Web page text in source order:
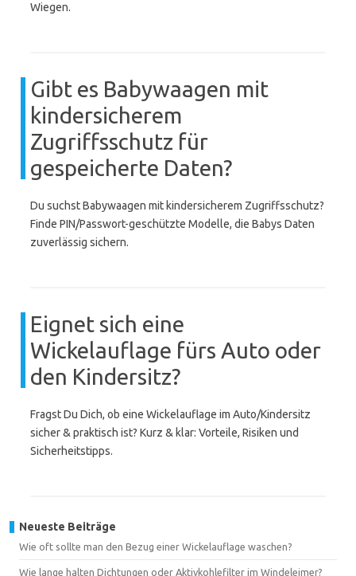
Wiegen.
Gibt es Babywaagen mit
kindersicherem
Zugriffsschutz für
gespeicherte Daten?
Du suchst Babywaagen mit kindersicherem Zugriffsschutz?
Finde PIN/Passwort-geschützte Modelle, die Babys Daten
zuverlässig sichern.
Eignet sich eine
Wickelauflage fürs Auto oder
den Kindersitz?
Fragst Du Dich, ob eine Wickelauflage im Auto/Kindersitz
sicher & praktisch ist? Kurz & klar: Vorteile, Risiken und
Sicherheitstipps.
Neueste Beiträge
Wie oft sollte man den Bezug einer Wickelauflage waschen?
Wie lange halten Dichtungen oder Aktivkohlefilter im Windeleimer?